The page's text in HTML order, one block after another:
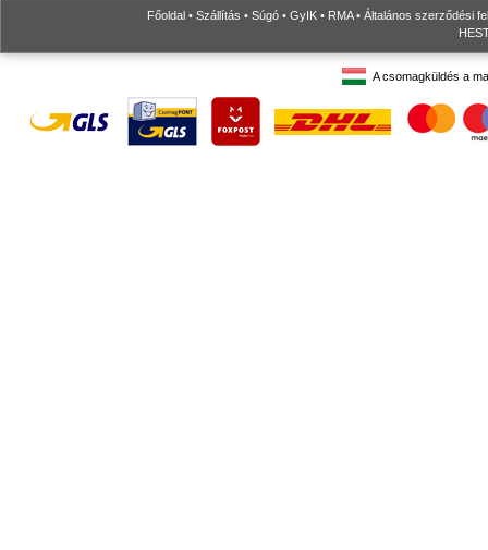
Főoldal • Szállítás • Súgó • GyIK • RMA• Általános szerződési
A csomagküldés a